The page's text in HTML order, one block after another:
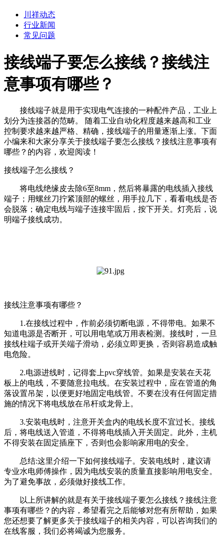
川祥动态
行业新闻
常见问题
接线端子要怎么接线？接线注
意事项有哪些？
接线端子就是用于实现电气连接的一种配件产品，工业上
划分为连接器的范畴。 随着工业自动化程度越来越高和工业
控制要求越来越严格、精确，接线端子的用量逐渐上涨。下面
小编来和大家分享关于接线端子要怎么接线？接线注意事项有
哪些？的内容，欢迎阅读！
接线端子怎么接线？
将电线绝缘皮去除6至8mm，然后将暴露的电线插入接线
端子；用螺丝刀拧紧顶部的螺丝，用手拉几下，看看电线是否
会脱落；确定电线与端子连接牢固后，按下开关。灯亮后，说
明端子接线成功。
接线注意事项有哪些？
1.在接线过程中，作前必须切断电源，不得带电。如果不
知道电源是否断开，可以用电笔或万用表检测。接线时，一旦
接线柱端子或开关端子滑动，必须立即更换，否则容易造成触
电危险。
2.电源进线时，记得套上pvc穿线管。如果是安装在天花
板上的电线，不要随意拉电线。在安装过程中，应在管道的角
落设置吊架，以便更好地固定电线管。不要在没有任何固定措
施的情况下将电线放在吊杆或龙骨上。
3.安装电线时，注意开关盒内的电线长度不宜过长。接线
后，将电线送入管道，不得将电线插入开关固定。此外，主机
不得安装在固定插座下，否则也会影响家用电的安全。
总结:这里介绍一下如何接线端子。安装电线时，建议请
专业水电师傅操作，因为电线安装的质量直接影响用电安全。
为了避免事故，必须做好接线工作。
以上所讲解的就是有关于接线端子要怎么接线？接线注意
事项有哪些？的内容，希望看完之后能够对您有所帮助，如果
您还想要了解更多关于接线端子的相关内容，可以咨询我们的
在线客服，我们必将竭诚为您服务。